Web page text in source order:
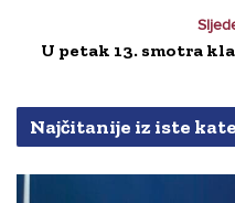
U petak 13. smotra
Najčitanije iz iste